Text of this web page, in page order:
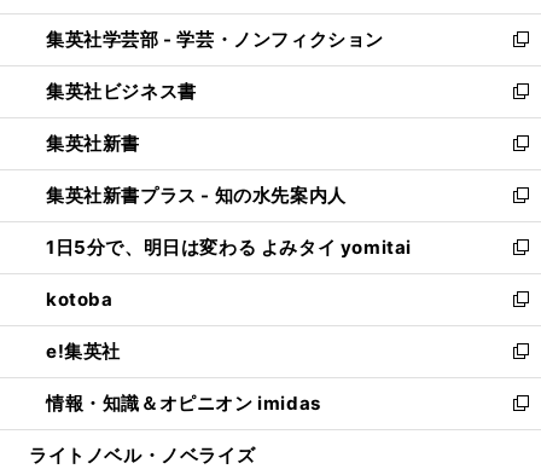
開
く
ウ
で
開
く
ン
ド
ウ
で
開
く
ウ
ィ
ン
ド
ウ
で
開
く
集英社学芸部 - 学芸・ノンフィクション
新
し
い
ウ
ィ
ン
ド
ウ
で
開
く
集英社ビジネス書
新
し
い
ウ
ィ
ン
ド
ウ
で
開
く
集英社新書
新
し
い
ウ
ィ
ン
ド
ウ
で
開
く
集英社新書プラス - 知の水先案内人
新
し
い
ウ
ィ
ン
ド
ウ
で
開
1日5分で、明日は変わる よみタイ yomitai
新
し
い
ウ
ィ
ン
ド
ウ
kotoba
新
し
い
ウ
ィ
ン
e!集英社
新
し
い
ウ
情報・知識＆オピニオン imidas
新
し
ライトノベル・ノベライズ